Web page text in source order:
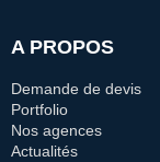
A PROPOS
Demande de devis
Portfolio
Nos agences
Actualités